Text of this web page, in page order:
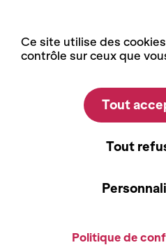
Blog
Les
Ce site utilise des
contrôle sur ceux que
Tout
Tout
Politique de